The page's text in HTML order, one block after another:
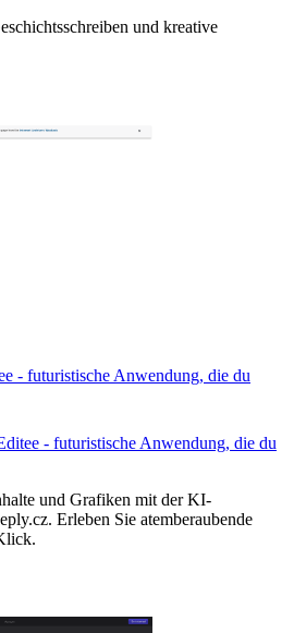
und kreative
- futuristische Anwendung, die du
- futuristische Anwendung, die du
und Grafiken mit der KI-
Erleben Sie atemberaubende